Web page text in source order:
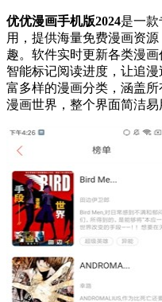
优优漫画手机版2024是一
用，提供海量免费漫画资
趣。软件实时更新各类漫
智能标记阅读进度，让追
富多样的漫画分类，涵盖
漫画世界，整个界面简洁易